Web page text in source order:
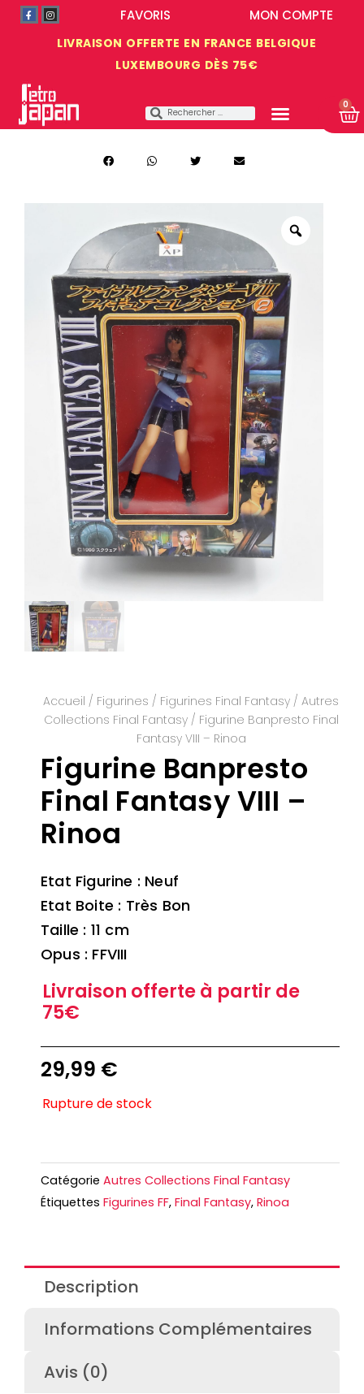
LIVRAISON OFFERTE EN FRANCE BELGIQUE
LUXEMBOURG DÈS 75€
MON COMPTE
FAVORIS
0
Accueil / Figurines / Figurines Final Fantasy / Autres
Collections Final Fantasy/ Figurine Banpresto Final
Fantasy VIII – Rinoa
Figurine Banpresto
Final Fantasy VIII –
Rinoa
Etat Figurine : Neuf
Etat Boite : Très Bon
Taille : 11 cm
Opus : FFVIII
Livraison offerte à partir de
75€
29,99 €
Rupture de stock
Catégorie Autres Collections Final Fantasy
Étiquettes Figurines FF, Final Fantasy, Rinoa
Description
Informations Complémentaires
Avis (0)